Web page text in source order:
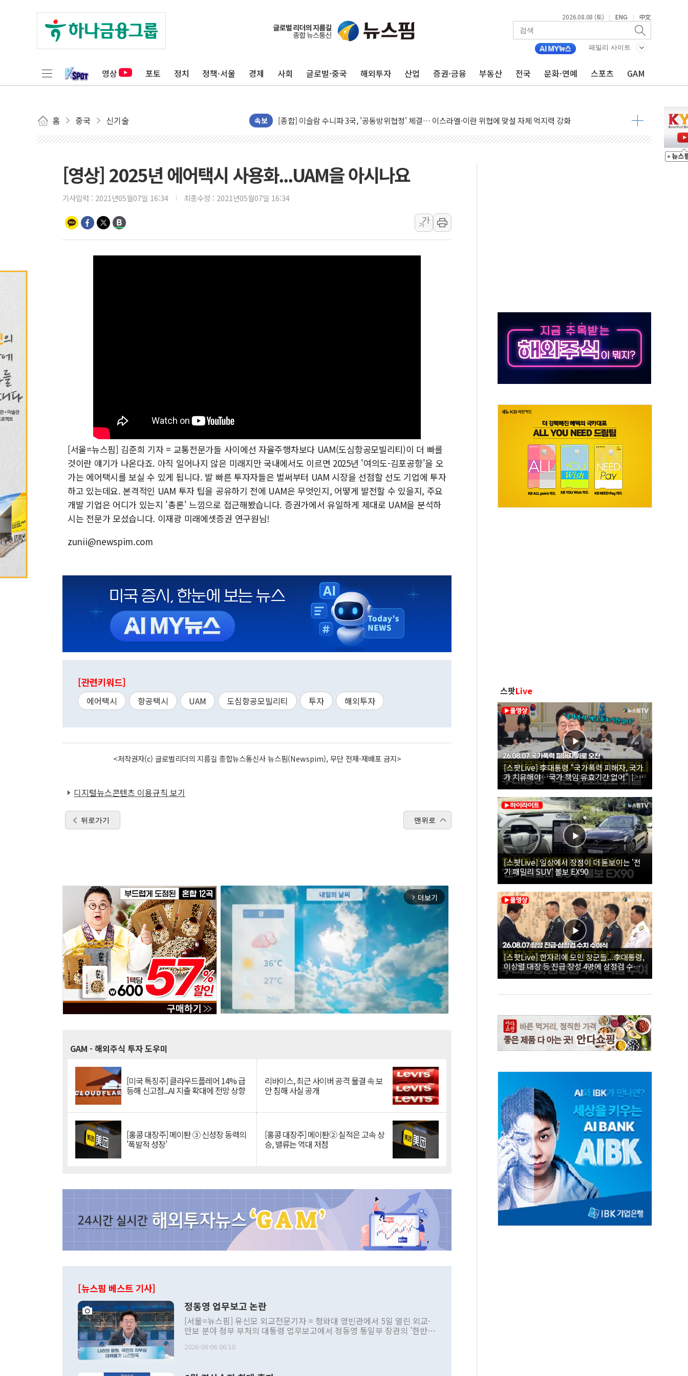
2026.08.08 (토) | ENG | 中文
패밀리 사이트
영상 포토 정치 정책·서울 경제 사회 글로벌·중국 해외투자 산업 증권·금융 부동산 전국 문화·연예 스포츠 GAM
홈 중국 신기술 속보
유럽증시, 美 고용 예상 밖 부진에 연준 금리 인상 가능성 낮아지며 상승… STOXX 600 지수는 나흘 연속 최고치
미 연준 매파 기세 꺾이나…고용 감소에 9월 동결 전망 우세
트럼프, 백신·자폐증 행정명령 검토…"이르면 다음 주"
美 항소법원, 백악관 무도회장 공사 중단 명령…트럼프 제동
美 고용 쇼크에 엔화 장중 급등…시장은 "또 개입했나" 촉각
[AI MY 뉴스] 뉴욕 반도체주 프리뷰...美 고용 쇼크에 반도체주 '활짝'
뉴욕증시 프리뷰, 美 고용 쇼크에 금리 인상 우려 후퇴…나스닥 선물 1%대 상승
[종합] 美 7월 고용 2만3000명 감소 '쇼크'…9월 금리 인상 기대 후퇴
[사진] 이슬람 수니파 3개국, 공동방위협정 체결
뉴욕증시 개장 전 특징주...아틀라시안·클라우드플레어·태양광주↑ VS 트레이드데스크·웬디스↓
보훈부, 미 DPAA와 MOU… "6·25 미군 실종자 7359명 끝까지 찾겠다"
[영상] 2025년 에어택시 사용화...UAM을 아시나요
기사입력 : 2021년05월07일 16:34 최종수정 : 2021년05월07일 16:34
가
가
[서울=뉴스핌] 김준희 기자 = 교통전문가들 사이에선 자율주행차보다 UAM(도심항공모빌리티)이 더 빠를
것이란 얘기가 나온다죠. 아직 일어나지 않은 미래지만 국내에서도 이르면 2025년 '여의도-김포공항'을 오
가는 에어택시를 보실 수 있게 됩니다. 발 빠른 투자자들은 벌써부터 UAM 시장을 선점할 선도 기업에 투자
하고 있는데요. 본격적인 UAM 투자 팁을 공유하기 전에 UAM은 무엇인지, 어떻게 발전할 수 있을지, 주요
개발 기업은 어디가 있는지 '총론' 느낌으로 접근해봤습니다. 증권가에서 유일하게 제대로 UAM을 분석하
시는 전문가 모셨습니다. 이재광 미래에셋증권 연구원님!
zunii@newspim.com
[관련키워드]
에어택시 항공택시 UAM 도심항공모빌리티 투자 해외투자
<저작권자(c) 글로벌리더의 지름길 종합뉴스통신사 뉴스핌(Newspim), 무단 전재-재배포 금지>
디지털뉴스콘텐츠 이용규칙 보기
뒤로가기 맨위로
arrow_forward_ios 더보기
GAM - 해외주식 투자 도우미
[미국 특징주] 클라우드플레어 14% 급
등해 신고점...AI 지출 확대에 전망 상향
리바이스, 최근 사이버 공격 물결 속 보
안 침해 사실 공개
[홍콩 대장주] 메이퇀 ③ 신성장 동력의
'폭발적 성장'
[홍콩 대장주] 메이퇀② 실적은 고속 상
승, 밸류는 역대 저점
[뉴스핌 베스트 기사]
정동영 업무보고 논란
[서울=뉴스핌] 유신모 외교전문기자 = 청와대 영빈관에서 5일 열린 외교·
안보 분야 정부 부처의 대통령 업무보고에서 정동영 통일부 장관의 '한반도
발언 중에는 정부 내 조율을 거치지 않은 사안을 정책으로 추진하겠다고 공
2026-08-06 06:10
스팟Live
[스팟Live] 李대통령 "국가폭력 피해자, 국가
가 치유해야…국가 책임 유효기간 없어"｜
26.08.07 국가폭력 피해자 위로 오찬
[스팟Live] 일상에서 장점이 더 돋보이는 '전
기 패밀리 SUV' 볼보 EX90
[스팟Live] 한자리에 모인 장군들...李대통령,
이상렬 대장 등 진급 장성 4명에 삼정검 수치
직접 수여｜26.08.07 장성 진급·삼정검 수치